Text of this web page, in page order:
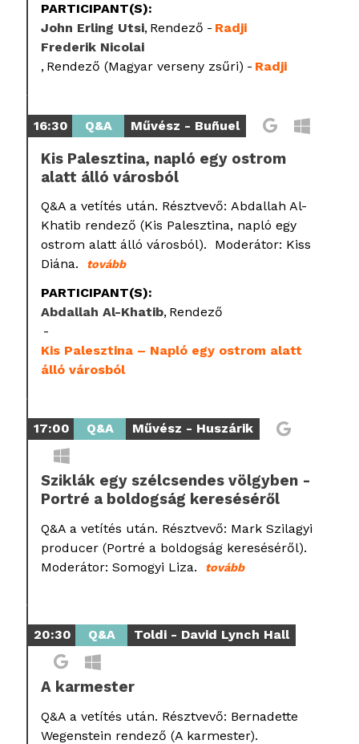
PARTICIPANT(S):
John Erling Utsi Rendező
Radji
Frederik Nicolai
Rendező (Magyar verseny zsűri)
Radji
16:30 Q&A Művész - Buñuel
Kis Palesztina, napló egy ostrom
alatt álló városból
Q&A a vetítés után. Résztvevő: Abdallah Al-
Khatib rendező (Kis Palesztina, napló egy
ostrom alatt álló városból). Moderátor: Kiss
Diána.
tovább
PARTICIPANT(S):
Abdallah Al-Khatib Rendező
Kis Palesztina – Napló egy ostrom alatt
álló városból
17:00 Q&A Művész - Huszárik
Sziklák egy szélcsendes völgyben -
Portré a boldogság kereséséről
Q&A a vetítés után. Résztvevő: Mark Szilagyi
producer (Portré a boldogság kereséséről).
Moderátor: Somogyi Liza.
tovább
20:30 Q&A Toldi - David Lynch Hall
A karmester
Q&A a vetítés után. Résztvevő: Bernadette
Wegenstein rendező (A karmester).